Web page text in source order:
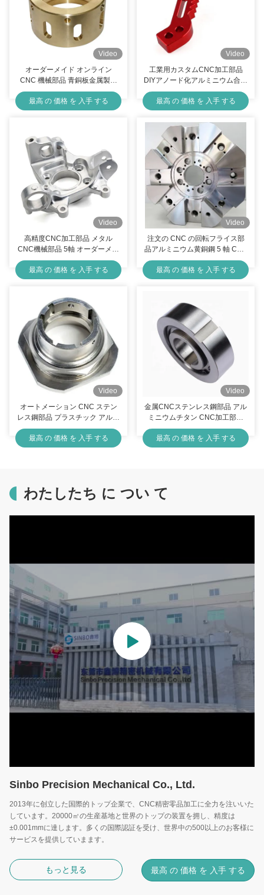
Video
オーダーメイド オンライン
CNC 機械部品 青銅板金属製造
部品 OEM
最高 の 価格 を 入手 する
Video
工業用カスタムCNC加工部品
DIYアノード化アルミニウム合金
部品
最高 の 価格 を 入手 する
Video
高精度CNC加工部品 メタル
CNC機械部品 5軸 オーダーメイ
ド
最高 の 価格 を 入手 する
Video
注文の CNC の回転フライス部
品アルミニウム黄銅鋼 5 軸 CNC
機械部品
最高 の 価格 を 入手 する
Video
オートメーション CNC ステン
レス鋼部品 プラスチック アルミ
ニウム CNC 旋削部品
最高 の 価格 を 入手 する
Video
金属CNCステンレス鋼部品 アル
ミニウムチタン CNC加工部品
IATF16949
最高 の 価格 を 入手 する
わたしたち に つい て
Sinbo Precision Mechanical Co., Ltd.
2013年に创立した国際的トップ企業で、CNC精密零品加工に全力を注いいた
しています。20000㎡の生産基地と世界のトップの装置を拥し、精度は
±0.001mmに達します。多くの国際認証を受け、世界中の500以上のお客様に
サービスを提供していまます。
もっと見る 最高 の 価格 を 入手 する